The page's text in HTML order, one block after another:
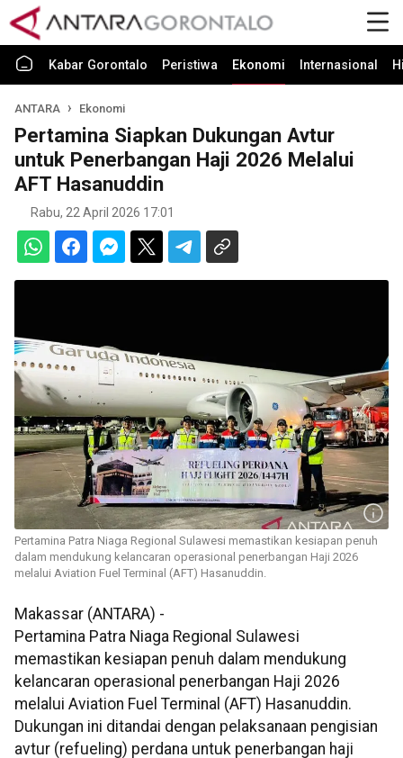
Kabar Gorontalo Peristiwa Ekonomi Internasional
ANTARA Ekonomi
Pertamina Siapkan Dukungan Avtur
untuk Penerbangan Haji 2026 Melalui
AFT Hasanuddin
Rabu, 22 April 2026 17:01
Pertamina Patra Niaga Regional Sulawesi memastikan kesiapan penuh
dalam mendukung kelancaran operasional penerbangan Haji 2026
melalui Aviation Fuel Terminal (AFT) Hasanuddin.
Makassar (ANTARA) -
Pertamina Patra Niaga Regional Sulawesi
memastikan kesiapan penuh dalam mendukung
kelancaran operasional penerbangan Haji 2026
melalui Aviation Fuel Terminal (AFT) Hasanuddin.
Dukungan ini ditandai dengan pelaksanaan pengisian
avtur (refueling) perdana untuk penerbangan haji